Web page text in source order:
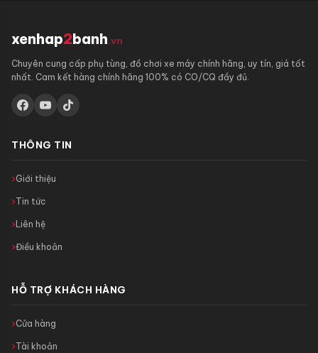
xenhap2banh.vn
Chuyên cung cấp phụ tùng, đồ chơi xe máy chính hãng, uy tín, giá tốt
nhất. Cam kết hàng chính hãng 100% có CO/CQ đầy đủ.
THÔNG TIN
Giới thiệu
Tin tức
Liên hệ
Điều khoản
HỖ TRỢ KHÁCH HÀNG
Cửa hàng
Tài khoản